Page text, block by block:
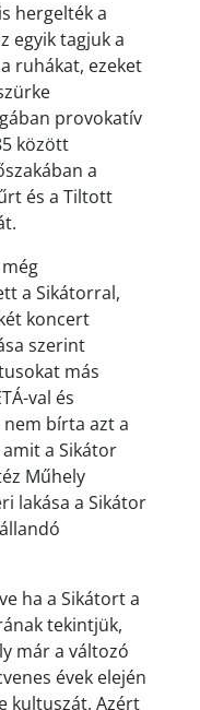
hergelték a
egyik tagjuk a
ruhákat, ezeket
provokatív
között
a
és a Tiltott
a Sikátorral,
koncert
szerint
más
val és
nem bírta azt a
a Sikátor
Műhely
lakása a Sikátor
ha a Sikátort a
tekintjük,
már a változó
évek elején
kultuszát. Azért